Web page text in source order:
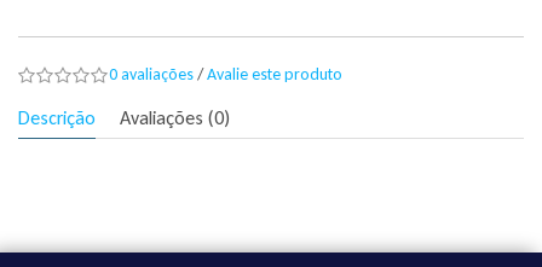
0 avaliações/Avalie este produto
Descrição Avaliações (0)